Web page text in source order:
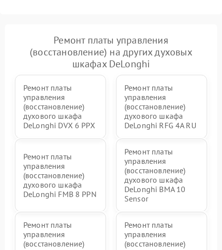
Ремонт платы управления
(восстановление) на других духовых
шкафах DeLonghi
Ремонт платы
управления
(восстановление)
духового шкафа
DeLonghi DVX 6 PPX
Ремонт платы
управления
(восстановление)
духового шкафа
DeLonghi RFG 4A RU
Ремонт платы
управления
(восстановление)
духового шкафа
DeLonghi FMB 8 PPN
Ремонт платы
управления
(восстановление)
духового шкафа
DeLonghi BMA 10
Sensor
Ремонт платы
управления
(восстановление)
Ремонт платы
управления
(восстановление)